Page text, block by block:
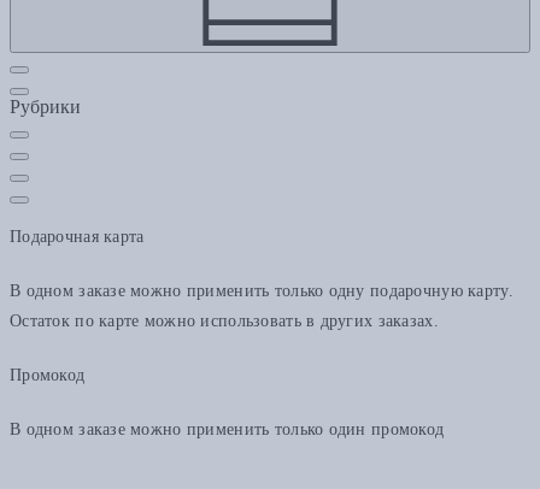
Рубрики
Подарочная карта
В одном заказе можно применить только одну подарочную карту.
Остаток по карте можно использовать в других заказах.
Промокод
В одном заказе можно применить только один промокод